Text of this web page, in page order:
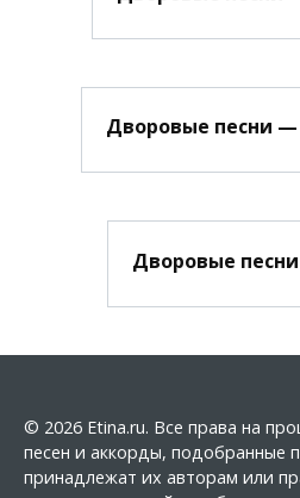
Дворовые песни —
Дворовые
© 2026 Etina.ru. Все права на
песен и аккорды, подобранные
принадлежат их авторам или